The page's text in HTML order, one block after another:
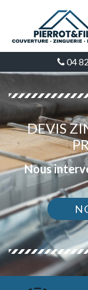
04
DEVIS
Nous